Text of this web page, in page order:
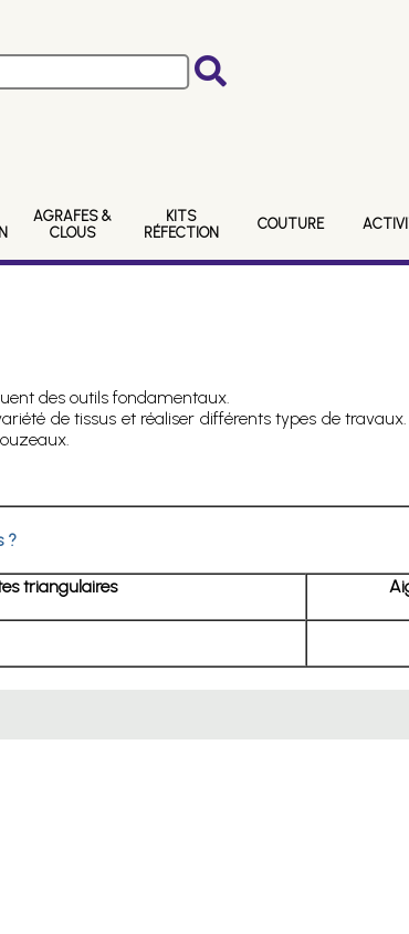
AGRAFES &
CLOUS
KITS
RÉFECTION
COUTURE
des outils fondamentaux.
de tissus et réaliser différents types de
?
triangulaires